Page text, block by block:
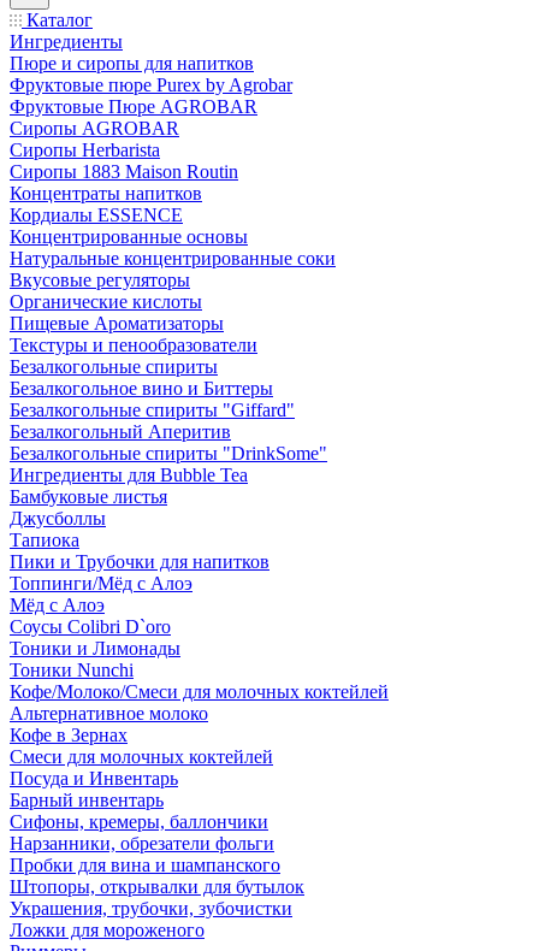
Каталог
Ингредиенты
Пюре и сиропы для напитков
Фруктовые пюре Purex by Agrobar
Фруктовые Пюре AGROBAR
Сиропы AGROBAR
Сиропы Herbarista
Сиропы 1883 Maison Routin
Концентраты напитков
Кордиалы ESSENCE
Концентрированные основы
Натуральные концентрированные соки
Вкусовые регуляторы
Органические кислоты
Пищевые Ароматизаторы
Текстуры и пенообразователи
Безалкогольные спириты
Безалкогольное вино и Биттеры
Безалкогольные спириты "Giffard"
Безалкогольный Аперитив
Безалкогольные спириты "DrinkSome"
Ингредиенты для Bubble Tea
Бамбуковые листья
Джусболлы
Тапиока
Пики и Трубочки для напитков
Топпинги/Мёд с Алоэ
Мёд с Алоэ
Соусы Colibri D`oro
Тоники и Лимонады
Тоники Nunchi
Кофе/Молоко/Смеси для молочных коктейлей
Альтернативное молоко
Кофе в Зернах
Смеси для молочных коктейлей
Посуда и Инвентарь
Барный инвентарь
Сифоны, кремеры, баллончики
Нарзанники, обрезатели фольги
Пробки для вина и шампанского
Штопоры, открывалки для бутылок
Украшения, трубочки, зубочистки
Ложки для мороженого